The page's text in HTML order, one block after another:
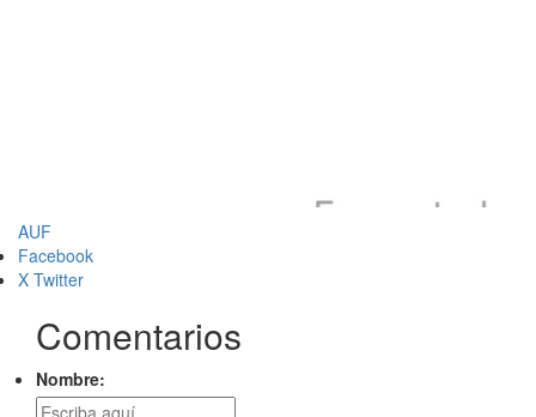
AUF
Facebook
X Twitter
Comentarios
Nombre: